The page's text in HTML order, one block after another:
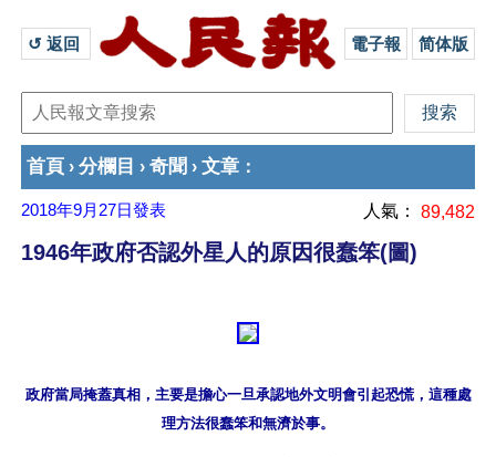
↺ 返回 電子報 简体版
首頁 › 分欄目 › 奇聞 › 文章 ：
2018年9月27日發表 人氣： 89,482
1946年政府否認外星人的原因很蠢笨(圖)
政府當局掩蓋真相，主要是擔心一旦承認地外文明會引起恐慌，這種處